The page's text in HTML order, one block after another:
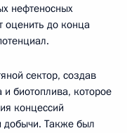
нефтеносных
оценить до конца
сектор, создав
и биотоплива, которое
концессий
добычи. Также был